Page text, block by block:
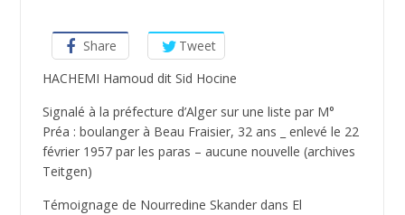
Share
Tweet
HACHEMI Hamoud dit Sid Hocine
Signalé à la préfecture d’Alger sur une liste par M°
Préa : boulanger à Beau Fraisier, 32 ans _ enlevé le 22
février 1957 par les paras – aucune nouvelle (archives
Teitgen)
Témoignage de Nourredine Skander dans El